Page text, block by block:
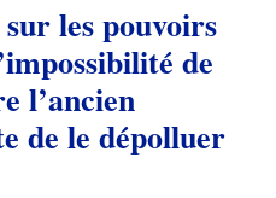
les pouvoirs
de
l’ancien
de le dépolluer